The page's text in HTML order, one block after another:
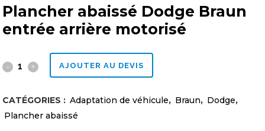
Plancher abaissé Dodge Braun
entrée arrière motorisé
Plancher
Dodge
AJOUTER AU DEVIS
CATÉGORIES : Adaptation de véhicule, Braun, Dodge,
Plancher abaissé